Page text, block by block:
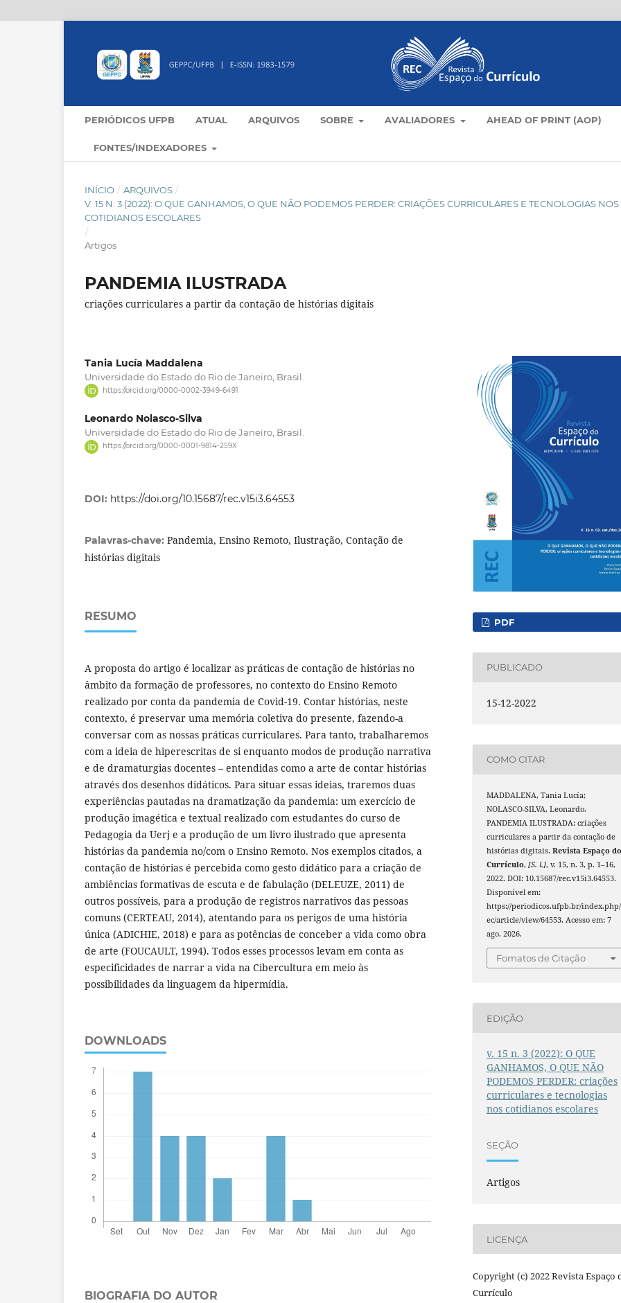
PERIÓDICOS UFPB ATUAL ARQUIVOS SOBRE AVALIADORES AHEAD OF PRINT (AOP)
FONTES/INDEXADORES
INÍCIO / ARQUIVOS /
V. 15 N. 3 (2022): O QUE GANHAMOS, O QUE NÃO PODEMOS PERDER: CRIAÇÕES CURRICULARES E TECNOLOGIAS NOS
COTIDIANOS ESCOLARES
/
Artigos
PANDEMIA ILUSTRADA
criações curriculares a partir da contação de histórias digitais
Tania Lucía Maddalena
Universidade do Estado do Rio de Janeiro, Brasil.
https://orcid.org/0000-0002-3949-6491
Leonardo Nolasco-Silva
Universidade do Estado do Rio de Janeiro, Brasil.
https://orcid.org/0000-0001-9814-259X
DOI: https://doi.org/10.15687/rec.v15i3.64553
Palavras-chave: Pandemia, Ensino Remoto, Ilustração, Contação de
histórias digitais
RESUMO
A proposta do artigo é localizar as práticas de contação de histórias no
âmbito da formação de professores, no contexto do Ensino Remoto
realizado por conta da pandemia de Covid-19. Contar histórias, neste
contexto, é preservar uma memória coletiva do presente, fazendo-a
conversar com as nossas práticas curriculares. Para tanto, trabalharemos
com a ideia de hiperescritas de si enquanto modos de produção narrativa
e de dramaturgias docentes – entendidas como a arte de contar histórias
através dos desenhos didáticos. Para situar essas ideias, traremos duas
experiências pautadas na dramatização da pandemia: um exercício de
produção imagética e textual realizado com estudantes do curso de
Pedagogia da Uerj e a produção de um livro ilustrado que apresenta
histórias da pandemia no/com o Ensino Remoto. Nos exemplos citados, a
contação de histórias é percebida como gesto didático para a criação de
ambiências formativas de escuta e de fabulação (DELEUZE, 2011) de
outros possíveis, para a produção de registros narrativos das pessoas
comuns (CERTEAU, 2014), atentando para os perigos de uma história
única (ADICHIE, 2018) e para as potências de conceber a vida como obra
de arte (FOUCAULT, 1994). Todos esses processos levam em conta as
especificidades de narrar a vida na Cibercultura em meio às
possibilidades da linguagem da hipermídia.
DOWNLOADS
BIOGRAFIA DO AUTOR
PDF
PUBLICADO
15-12-2022
COMO CITAR
MADDALENA, Tania Lucía;
NOLASCO-SILVA, Leonardo.
PANDEMIA ILUSTRADA: criações
curriculares a partir da contação de
histórias digitais.Revista Espaço do
Currículo,[S. l.], v. 15, n. 3, p. 1–16,
2022. DOI: 10.15687/rec.v15i3.64553.
Disponível em:
https://periodicos.ufpb.br/
ec/article/view/64553. Acesso em: 7
ago. 2026.
Fomatos de Citação
EDIÇÃO
v. 15 n. 3 (2022): O QUE
GANHAMOS, O QUE NÃO
PODEMOS PERDER: criações
curriculares e tecnologias
nos cotidianos escolares
SEÇÃO
Artigos
LICENÇA
Copyright (c) 2022 Revista Espaço
Currículo